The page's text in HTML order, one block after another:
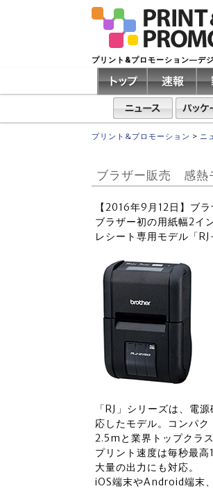
プリント&プロモーション―デ
プリント&プロモーション > ニ
ブラザー販売 感熱
【2016年9月12日】ブ
ブラザー初の用紙幅2イ
レシート専用モデル「
「RJ」シリーズは、電
応したモデル。コンパ
2.5mと業界トップクラ
プリント速度は毎秒最
大量の出力にも対応。
iOS端末やAndroid端末